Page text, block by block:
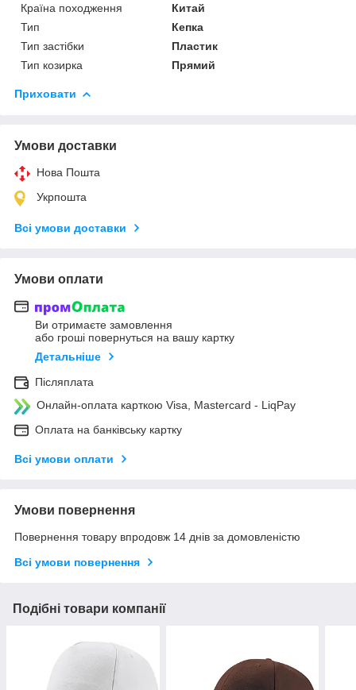
Країна походження
Китай
Тип
Кепка
Тип застібки
Пластик
Тип козирка
Прямий
Приховати
Умови доставки
Нова Пошта
Укрпошта
Всі умови доставки
Умови оплати
Ви отримаєте замовлення
або гроші повернуться на вашу картку
Детальніше
Післяплата
Онлайн-оплата карткою Visa, Mastercard - LiqPay
Оплата на банківську картку
Всі умови оплати
Умови повернення
Повернення товару впродовж 14 днів за домовленістю
Всі умови повернення
Подібні товари компанії